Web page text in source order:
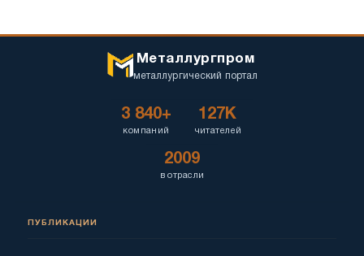
Металлургпром
металлургический портал
3 840+
компаний
127K
читателей
2009
в отрасли
ПУБЛИКАЦИИ